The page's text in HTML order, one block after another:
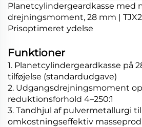
Planetcylindergeardkasse med
drejningsmoment, 28 mm |
Prisoptimeret ydelse
Funktioner
1. Planetcylindergeardkasse på
tilføjelse (standardudgave)
2. Udgangsdrejningsmoment
reduktionsforhold 4–250:1
3. Tandhjul af pulvermetallurgi til
omkostningseffektiv